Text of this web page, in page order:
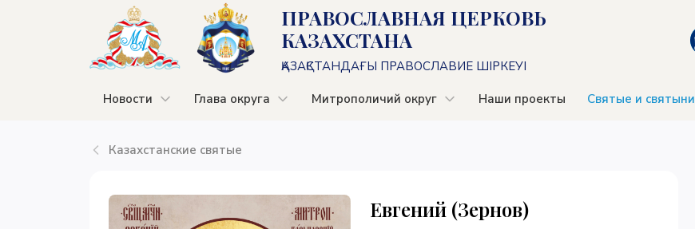
ПРАВОСЛАВНАЯ ЦЕРКОВЬ
КАЗАХСТАНА
ҚАЗАҚСТАНДАҒЫ ПРАВОСЛАВИЕ ШІРКЕУІ
Новости Глава округа Митрополичий округ Наши проекты Святые и святыни
Казахстанские святые
Евгений (Зернов)